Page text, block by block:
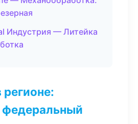
Индустрия — Литейка